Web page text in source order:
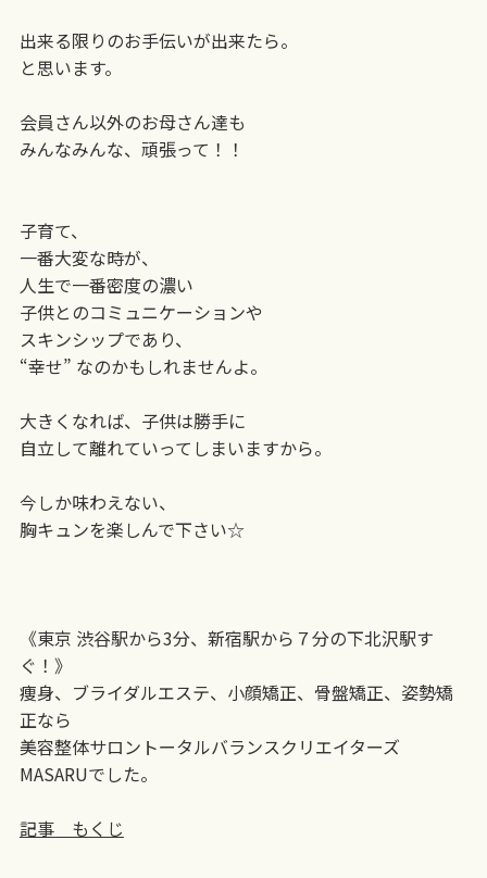
出来る限りのお手伝いが出来たら。
と思います。
会員さん以外のお母さん達も
みんなみんな、頑張って！！
子育て、
一番大変な時が、
人生で一番密度の濃い
子供とのコミュニケーションや
スキンシップであり、
“幸せ” なのかもしれませんよ。
大きくなれば、子供は勝手に
自立して離れていってしまいますから。
今しか味わえない、
胸キュンを楽しんで下さい☆
《東京 渋谷駅から3分、新宿駅から７分の下北沢駅す
ぐ！》
痩身、ブライダルエステ、小顔矯正、骨盤矯正、姿勢矯
正なら
美容整体サロントータルバランスクリエイターズ
MASARUでした。
記事 もくじ